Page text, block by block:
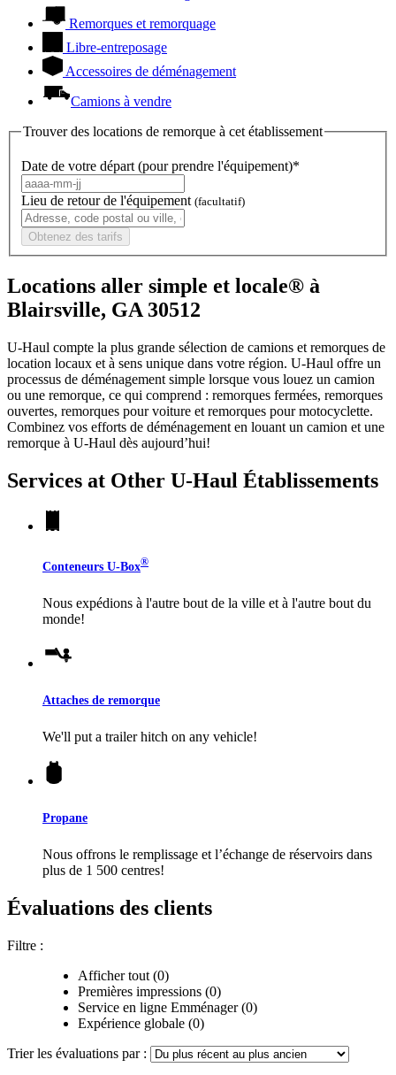
Remorques et remorquage
Libre-entreposage
Accessoires de déménagement
Camions à vendre
Trouver des locations de remorque à cet établissement
Date de votre départ (pour prendre l'équipement)*
Lieu de retour de l'équipement (facultatif)
Obtenez des tarifs
Locations aller simple et locale® à
Blairsville, GA 30512
U-Haul compte la plus grande sélection de camions et remorques de
location locaux et à sens unique dans votre région. U-Haul offre un
processus de déménagement simple lorsque vous louez un camion
ou une remorque, ce qui comprend : remorques fermées, remorques
ouvertes, remorques pour voiture et remorques pour motocyclette.
Combinez vos efforts de déménagement en louant un camion et une
remorque à U-Haul dès aujourd’hui!
Services at Other U-Haul Établissements
Conteneurs U-Box®
Nous expédions à l'autre bout de la ville et à l'autre bout du
monde!
Attaches de remorque
We'll put a trailer hitch on any vehicle!
Propane
Nous offrons le remplissage et l’échange de réservoirs dans
plus de 1 500 centres!
Évaluations des clients
Filtre :
Afficher tout (0)
Premières impressions (0)
Service en ligne Emménager (0)
Expérience globale (0)
Trier les évaluations par :